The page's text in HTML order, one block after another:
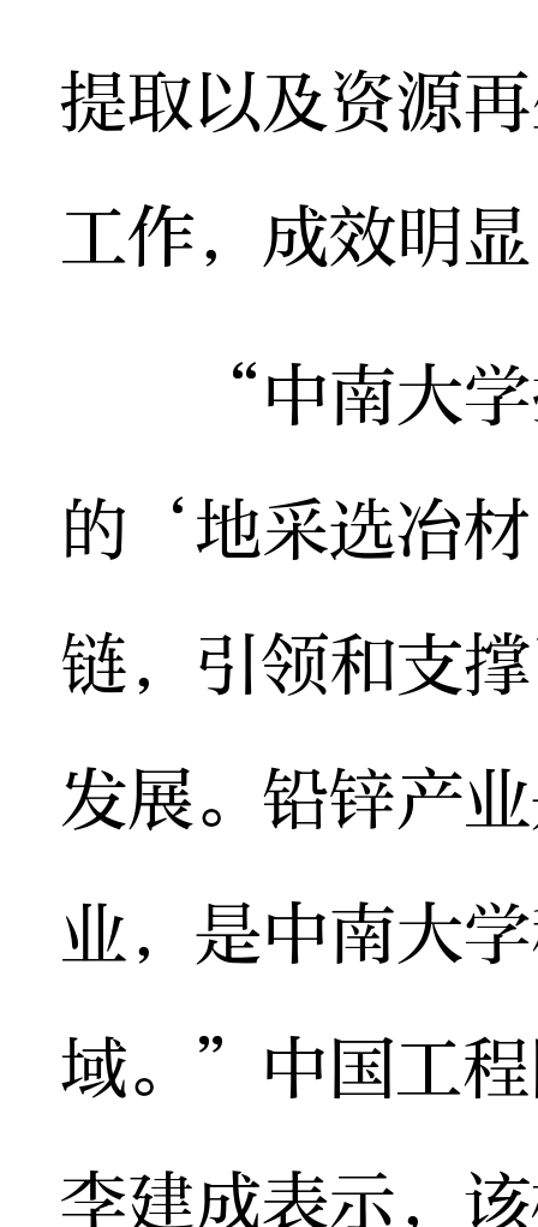
提取以及资源
工作，成效明
“中南大学
的‘地采选冶
链，引领和支
发展。铅锌产
业，是中南大
域。”中国工
李建成表示，